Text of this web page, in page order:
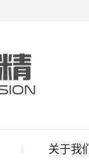
关于我们